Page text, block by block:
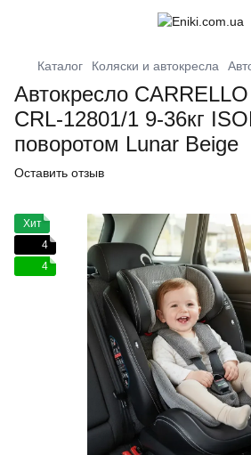
Каталог Коляски и автокресла
Автокресло
CRL-12801/1 9-36кг
поворотом Lunar Beige
Оставить отзыв
Хит
4
4